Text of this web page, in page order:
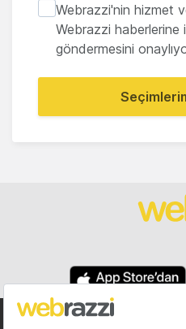
Webrazzi'nin hizmet
Webrazzi haberlerine
göndermesini